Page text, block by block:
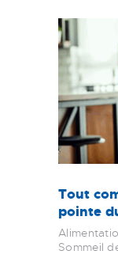
Tout
pointe
Sommeil